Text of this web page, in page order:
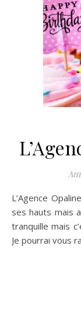
L’Agence Opaline a 10 ans! 10 ans d’entrepreneuriat avec
ses hauts mais
tranquille mais
Je pourrai vous